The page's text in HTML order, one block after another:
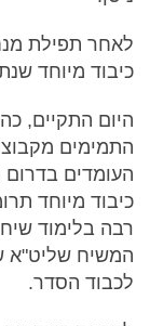
לאחר תפילת
כיבוד מיוחד
היום התקיים,
התמימים
העומדים
כיבוד מיוחד
רבה בלימוד
המשיח שליט"א
לכבוד הסדר.